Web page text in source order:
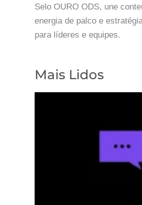
Selo OURO ODS, une
energia de palco e
para líderes e equipes.
Mais Lidos